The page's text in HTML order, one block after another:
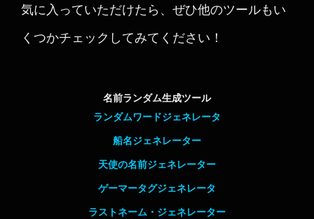
気に入っていただけたら、ぜひ他のツールもい
くつかチェックしてみてください！
名前ランダム生成ツール
ランダムワードジェネレータ
船名ジェネレーター
天使の名前ジェネレーター
ゲーマータグジェネレータ
ラストネーム・ジェネレーター